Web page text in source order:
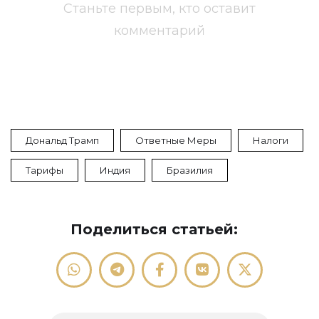
Станьте первым, кто оставит
комментарий
Дональд Трамп Ответные Меры Налоги
Тарифы Индия Бразилия
Поделиться статьей: